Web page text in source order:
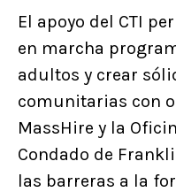
El apoyo del CTI
en marcha
adultos y crear
comunitarias con
MassHire y la
Condado de
las barreras a la